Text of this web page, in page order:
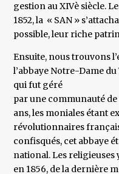
gestion au XIVè siècle.
1852, la « SAN »
possible, leur riche
Ensuite, nous trouvons
l’abbaye Notre-Dame
qui fut géré
par une communauté
ans, les moniales étant
révolutionnaires
confisqués, cet abbaye
national. Les religieuses
en 1856, de la dernière